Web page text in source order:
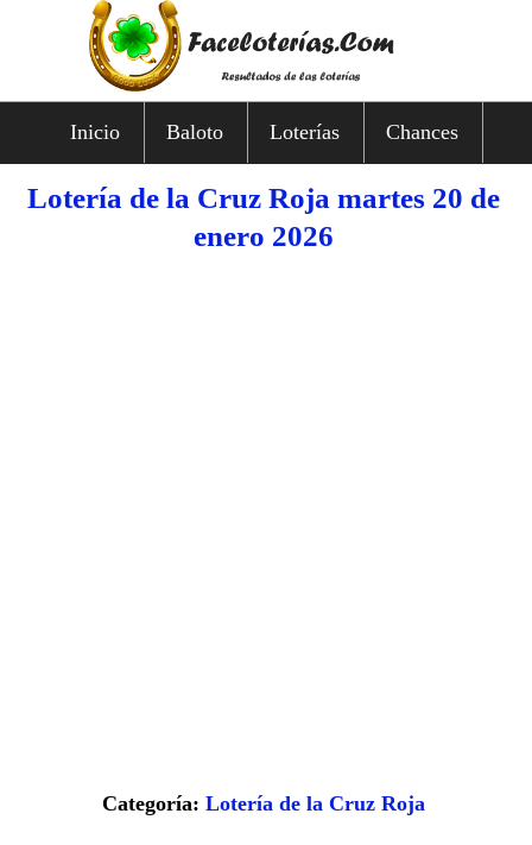
Inicio Baloto Loterías Chances
Lotería de la Cruz Roja martes 20 de
enero 2026
Categoría: Lotería de la Cruz Roja